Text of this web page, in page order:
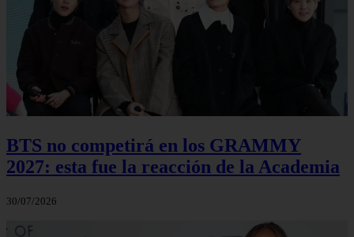
BTS no competirá en los GRAMMY
2027: esta fue la reacción de la Academia
30/07/2026